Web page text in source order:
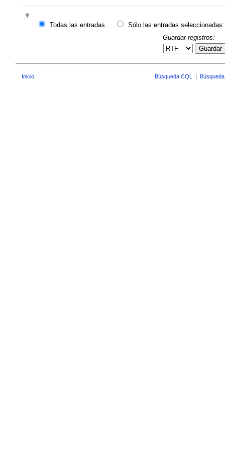
Todas las entradas
Sólo las entradas seleccionadas:
Guardar registros:
Guardar
Inicio Búsqueda CQL